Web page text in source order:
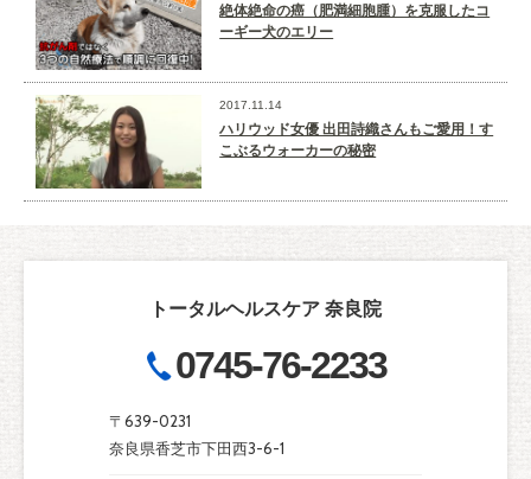
絶体絶命の癌（肥満細胞腫）を克服したコ
ーギー犬のエリー
2017.11.14
ハリウッド女優 出田詩織さんもご愛用！す
こぶるウォーカーの秘密
トータルヘルスケア 奈良院
0745-76-2233
〒639-0231
奈良県香芝市下田西3-6-1